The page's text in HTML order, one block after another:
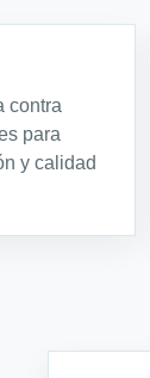
contra
para
y calidad